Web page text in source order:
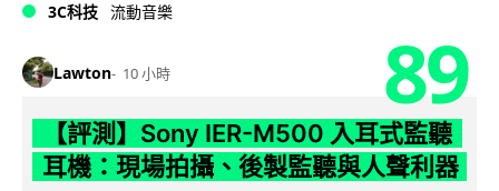
3C科技 流動音樂
Lawton 10 小時 89
【評測】Sony IER-M500 入耳式監聽
耳機：現場拍攝、後製監聽與人聲利器